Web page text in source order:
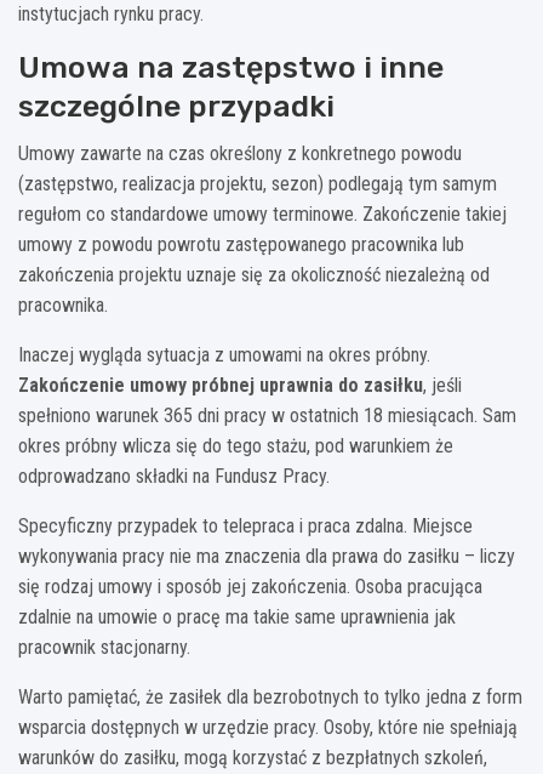
instytucjach rynku pracy.
Umowa na zastępstwo i inne
szczególne przypadki
Umowy zawarte na czas określony z konkretnego powodu
(zastępstwo, realizacja projektu, sezon) podlegają tym samym
regułom co standardowe umowy terminowe. Zakończenie takiej
umowy z powodu powrotu zastępowanego pracownika lub
zakończenia projektu uznaje się za okoliczność niezależną od
pracownika.
Inaczej wygląda sytuacja z umowami na okres próbny.
Zakończenie umowy próbnej uprawnia do zasiłku, jeśli
spełniono warunek 365 dni pracy w ostatnich 18 miesiącach. Sam
okres próbny wlicza się do tego stażu, pod warunkiem że
odprowadzano składki na Fundusz Pracy.
Specyficzny przypadek to telepraca i praca zdalna. Miejsce
wykonywania pracy nie ma znaczenia dla prawa do zasiłku – liczy
się rodzaj umowy i sposób jej zakończenia. Osoba pracująca
zdalnie na umowie o pracę ma takie same uprawnienia jak
pracownik stacjonarny.
Warto pamiętać, że zasiłek dla bezrobotnych to tylko jedna z form
wsparcia dostępnych w urzędzie pracy. Osoby, które nie spełniają
warunków do zasiłku, mogą korzystać z bezpłatnych szkoleń,